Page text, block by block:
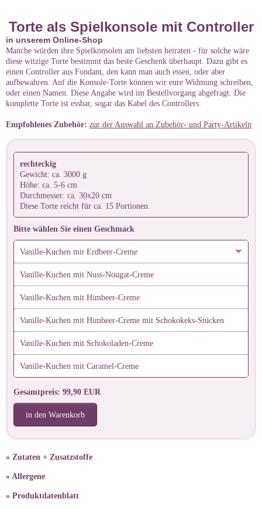
Torte als Spielkonsole mit Controller
in unserem Online-Shop
Manche würden ihre Spielkonsolen am liebsten heiraten - für solche wäre
diese witzige Torte bestimmt das beste Geschenk überhaupt. Dazu gibt es
einen Controller aus Fondant, den kann man auch essen, oder aber
aufbewahren. Auf die Konsole-Torte können wir eure Widmung schreiben,
oder einen Namen. Diese Angabe wird im Bestellvorgang abgefragt. Die
komplette Torte ist essbar, sogar das Kabel des Controllers.
Empfohlenes Zubehör: zur der Auswahl an Zubehör- und Party-Artikeln
rechteckig
Gewicht: ca. 3000 g
Höhe: ca. 5-6 cm
Durchmesser: ca. 30x20 cm
Diese Torte reicht für ca. 15 Portionen.
Bitte wählen Sie einen Geschmack
Vanille-Kuchen mit Erdbeer-Creme
Vanille-Kuchen mit Nuss-Nougat-Creme
Vanille-Kuchen mit Himbeer-Creme
Vanille-Kuchen mit Himbeer-Creme mit Schokokeks-Stücken
Vanille-Kuchen mit Schokoladen-Creme
Vanille-Kuchen mit Caramel-Creme
Gesamtpreis: 99,90 EUR
in den Warenkorb
» Zutaten + Zusatzstoffe
» Allergene
» Produktdatenblatt